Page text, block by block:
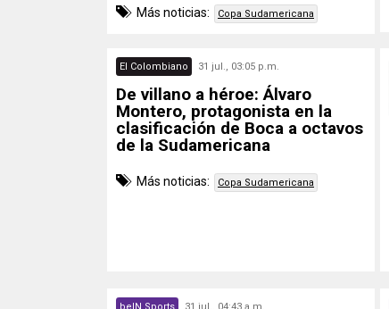
Más noticias: Copa Sudamericana
El Colombiano 31 jul., 03:05 p.m.
De villano a héroe: Álvaro
Montero, protagonista en la
clasificación de Boca a octavos
de la Sudamericana
Más noticias: Copa Sudamericana